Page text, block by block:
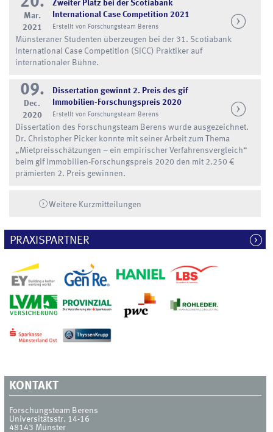
Mar.
2021
Zweiter Platz bei der Scotiabank
International Case Competition 2021
Erstellt von Forschungsteam Berens
Münsteraner Studenten überzeugen bei der 31. Scotiabank
International Case Competition (SICC) Praktiker auf
internationaler Bühne.
09.
Dec.
2020
Dissertation gewinnt 2. Preis des gif
Immobilien-Forschungspreis 2020
Erstellt von Forschungsteam Berens
Dissertation des Forschungsteam Berens wurde ausgezeichnet.
Dr. Christopher Picker konnte mit seiner Arbeit zum Thema
„Mietpreisschätzungen – ein empirischer Verfahrensvergleich“
beim gif Immobilien-Forschungspreis 2020 den mit 2.250 €
prämierten 2. Preis gewinnen.
Weitere Kurzmitteilungen
PRAXISPARTNER
KONTAKT
Forschungsteam Berens
Universitätsstr. 14-16
48143 Münster